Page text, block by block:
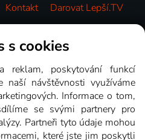
Kontakt Darovat Lepší.TV
s cookies
reklam, poskytování funkcí
naší návštěvnosti využíváme
Informace o tom,
se svými partnery pro
Partneři tyto údaje mohou
které jste jim poskytli